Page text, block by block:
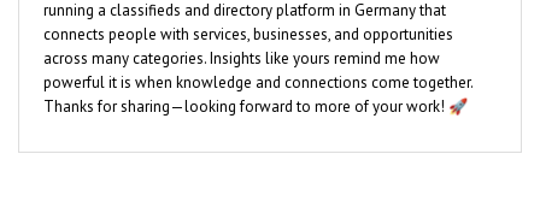
running a classifieds and directory platform in Germany that
connects people with services, businesses, and opportunities
across many categories. Insights like yours remind me how
powerful it is when knowledge and connections come together.
Thanks for sharing—looking forward to more of your work! 🚀